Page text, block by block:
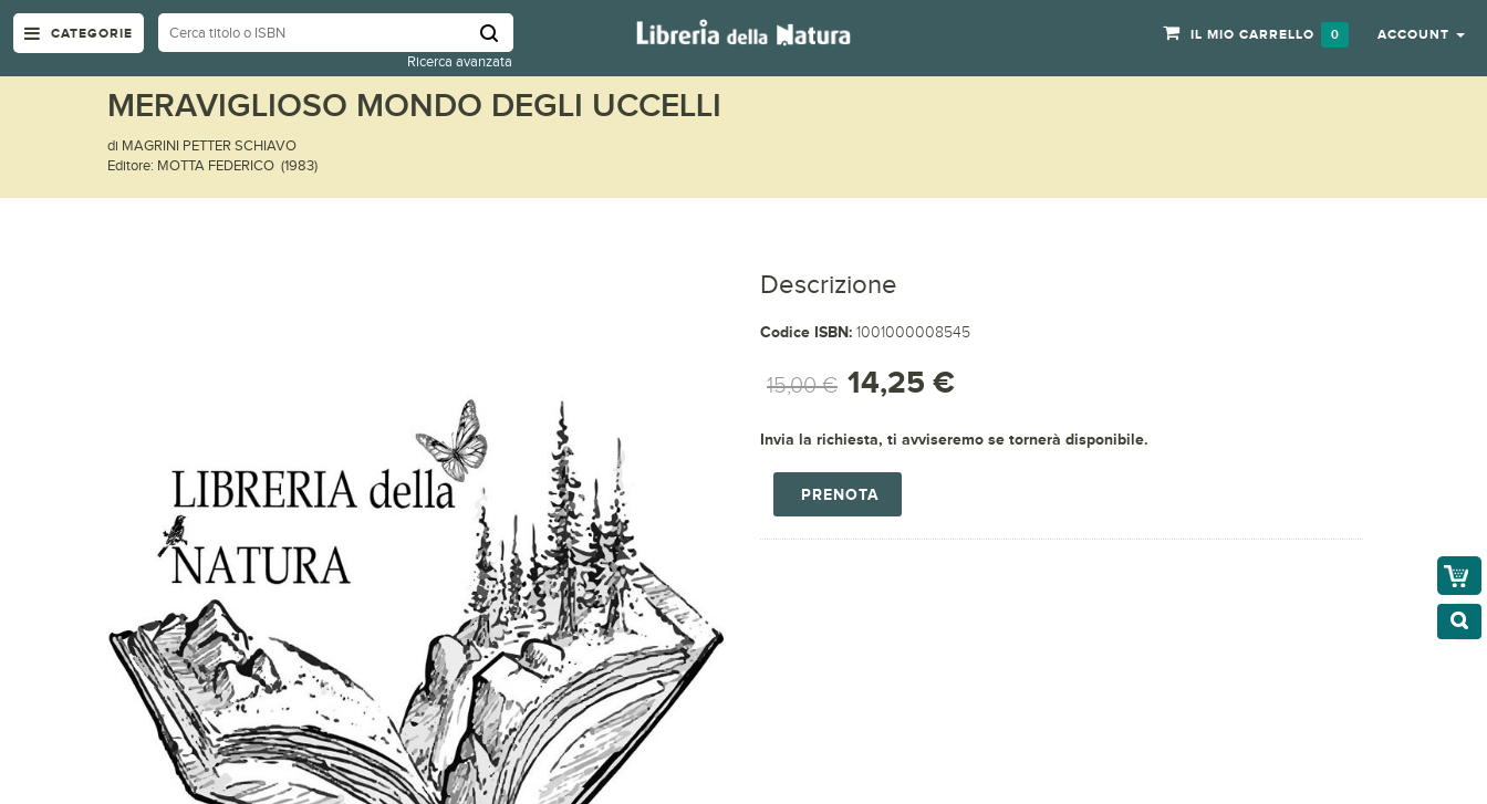
CATEGORIE
Ricerca avanzata
IL MIO CARRELLO 0 ACCOUNT
MERAVIGLIOSO MONDO DEGLI UCCELLI
di MAGRINI PETTER SCHIAVO
Editore: MOTTA FEDERICO (1983)
Descrizione
Codice ISBN: 1001000008545
15,00 € 14,25 €
Invia la richiesta, ti avviseremo se tornerà disponibile.
PRENOTA